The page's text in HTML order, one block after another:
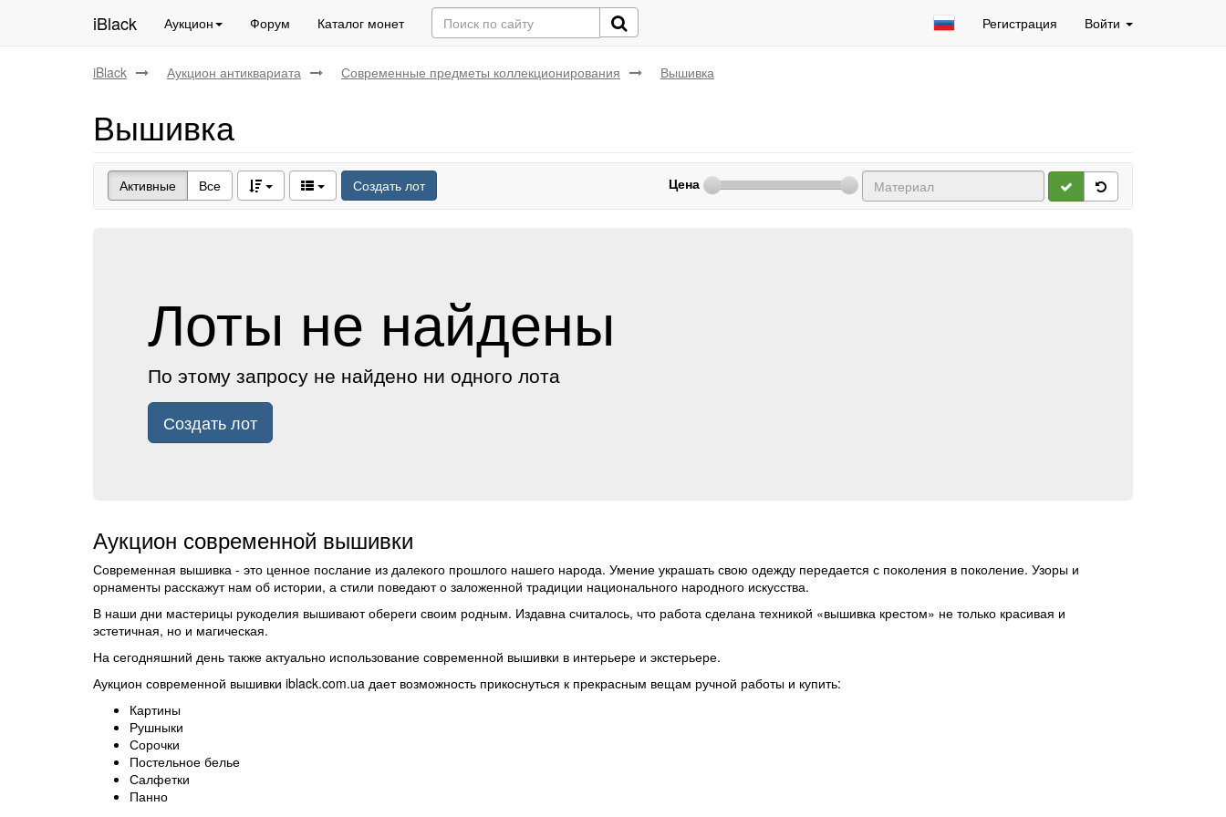
iBlack Аукцион Форум Каталог монет Регистрация Войти
iBlack Аукцион антиквариата Современные предметы коллекционирования Вышивка
Вышивка
Активные Все Создать лот Цена
Лоты не найдены
По этому запросу не найдено ни одного лота
Создать лот
Аукцион современной вышивки
Современная вышивка - это ценное послание из далекого прошлого нашего народа. Умение украшать свою одежду передается с поколения в поколение. Узоры и
орнаменты расскажут нам об истории, а стили поведают о заложенной традиции национального народного искусства.
В наши дни мастерицы рукоделия вышивают обереги своим родным. Издавна считалось, что работа сделана техникой «вышивка крестом» не только красивая и
эстетичная, но и магическая.
На сегодняшний день также актуально использование современной вышивки в интерьере и экстерьере.
Аукцион современной вышивки iblack.com.ua дает возможность прикоснуться к прекрасным вещам ручной работы и купить:
Картины
Рушныки
Сорочки
Постельное белье
Салфетки
Панно